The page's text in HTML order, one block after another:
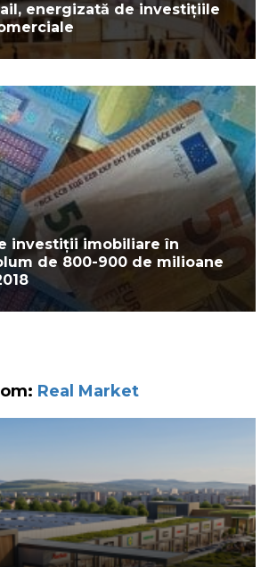
energizată de investițiile
investiții imobiliare în
de 800-900 de milioane
Real Market